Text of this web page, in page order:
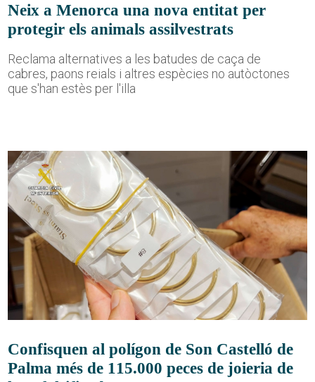
Neix a Menorca una nova entitat per
protegir els animals assilvestrats
Reclama alternatives a les batudes de caça de
cabres, paons reials i altres espècies no autòctones
que s'han estès per l'illa
Confisquen al polígon de Son Castelló de
Palma més de 115.000 peces de joieria de